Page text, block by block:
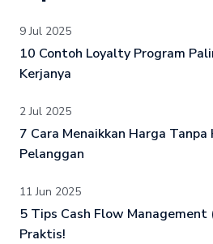
9 Jul 2025
10 Contoh Loyalty Program
Kerjanya
2 Jul 2025
7 Cara Menaikkan Harga
Pelanggan
11 Jun 2025
5 Tips Cash Flow Management
Praktis!